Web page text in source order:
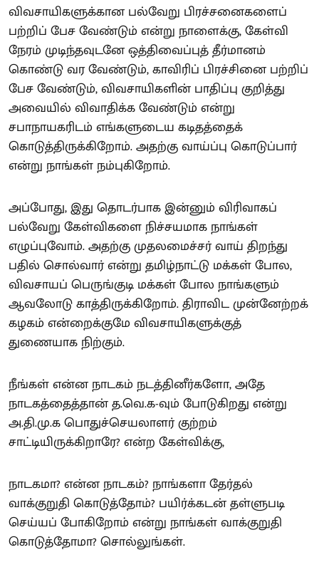
விவசாயிகளுக்கான பல்வேறு பிரச்சனைகளைப்
பற்றிப் பேச வேண்டும் என்று நாளைக்கு, கேள்வி
நேரம் முடிந்தவுடனே ஒத்திவைப்புத் தீர்மானம்
கொண்டு வர வேண்டும், காவிரிப் பிரச்சினை பற்றிப்
பேச வேண்டும், விவசாயிகளின் பாதிப்பு குறித்து
அவையில் விவாதிக்க வேண்டும் என்று
சபாநாயகரிடம் எங்களுடைய கடிதத்தைக்
கொடுத்திருக்கிறோம். அதற்கு வாய்ப்பு கொடுப்பார்
என்று நாங்கள் நம்புகிறோம்.
அப்போது, இது தொடர்பாக இன்னும் விரிவாகப்
பல்வேறு கேள்விகளை நிச்சயமாக நாங்கள்
எழுப்புவோம். அதற்கு முதலமைச்சர் வாய் திறந்து
பதில் சொல்வார் என்று தமிழ்நாட்டு மக்கள் போல,
விவசாயப் பெருங்குடி மக்கள் போல நாங்களும்
ஆவலோடு காத்திருக்கிறோம். திராவிட முன்னேற்றக்
கழகம் என்றைக்குமே விவசாயிகளுக்குத்
துணையாக நிற்கும்.
நீங்கள் என்ன நாடகம் நடத்தினீர்களோ, அதே
நாடகத்தைத்தான் த.வெ.க-வும் போடுகிறது என்று
அ.தி.மு.க பொதுச்செயலாளர் குற்றம்
சாட்டியிருக்கிறாரே? என்ற கேள்விக்கு,
நாடகமா? என்ன நாடகம்? நாங்களா தேர்தல்
வாக்குறுதி கொடுத்தோம்? பயிர்க்கடன் தள்ளுபடி
செய்யப் போகிறோம் என்று நாங்கள் வாக்குறுதி
கொடுத்தோமா? சொல்லுங்கள்.